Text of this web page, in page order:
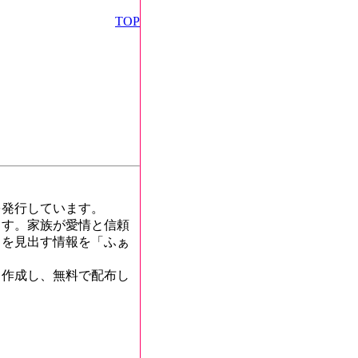
TOP
行しています。
。家族が愛情と信頼
見出す情報を「ふぁ
成し、無料で配布し